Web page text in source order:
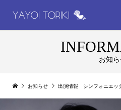
お知
お知らせ 出演情報 シンフォニエッ